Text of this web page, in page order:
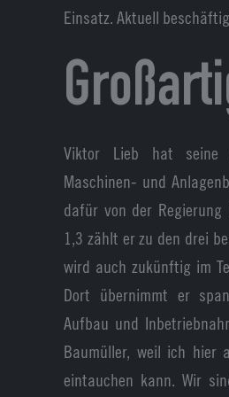
Einsatz. Aktuell
Viktor Lieb hat seine
Maschinen- und
dafür von der Regierung
1,3 zählt er zu den drei
wird auch zukünftig im
Dort übernimmt er
Aufbau und
Baumüller, weil ich hier
eintauchen kann. Wir